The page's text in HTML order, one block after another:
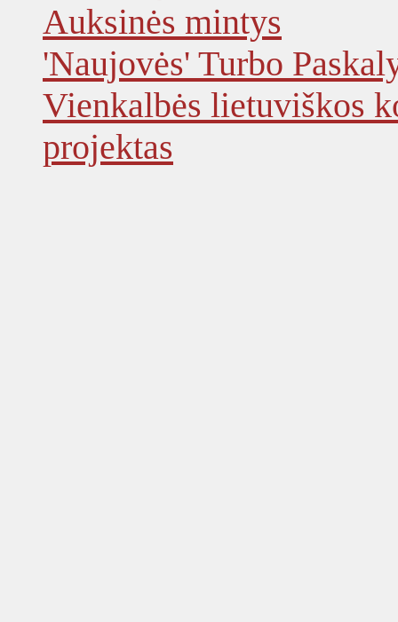
Auksinės mintys
'Naujovės' Turbo
Vienkalbės lietuviškos
projektas